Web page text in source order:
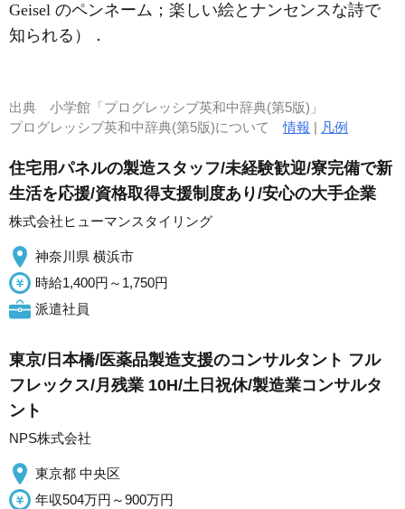
Geisel のペンネーム；楽しい絵とナンセンスな詩で
知られる）
．
出典 小学館「プログレッシブ英和中辞典(第5版)」
プログレッシブ英和中辞典(第5版)について情報 | 凡例
住宅用パネルの製造スタッフ/未経験歓迎/寮完備で新
生活を応援/資格取得支援制度あり/安心の大手企業
株式会社ヒューマンスタイリング
神奈川県 横浜市
時給1,400円～1,750円
派遣社員
東京/日本橋/医薬品製造支援のコンサルタント フル
フレックス/月残業 10H/土日祝休/製造業コンサルタ
ント
NPS株式会社
東京都 中央区
年収504万円～900万円